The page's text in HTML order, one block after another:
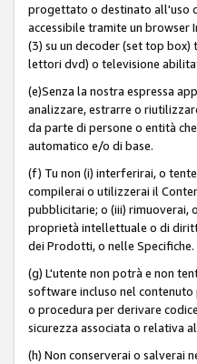
progettato o destinato all'uso
accessibile tramite un
(3) su un decoder (set top
lettori dvd) o televisione
(e)Senza la nostra espressa
analizzare, estrarre o
da parte di persone o entità
automatico e/o di base.
(f) Tu non (i) interferirai, o
compilerai o utilizzerai il
pubblicitarie; o (iii) rimuoverai,
proprietà intellettuale o di
dei Prodotti, o nelle Specifiche.
(g) L'utente non potrà e non
software incluso nel
o procedura per derivare
sicurezza associata o relativa
(h) Non conserverai o salverai